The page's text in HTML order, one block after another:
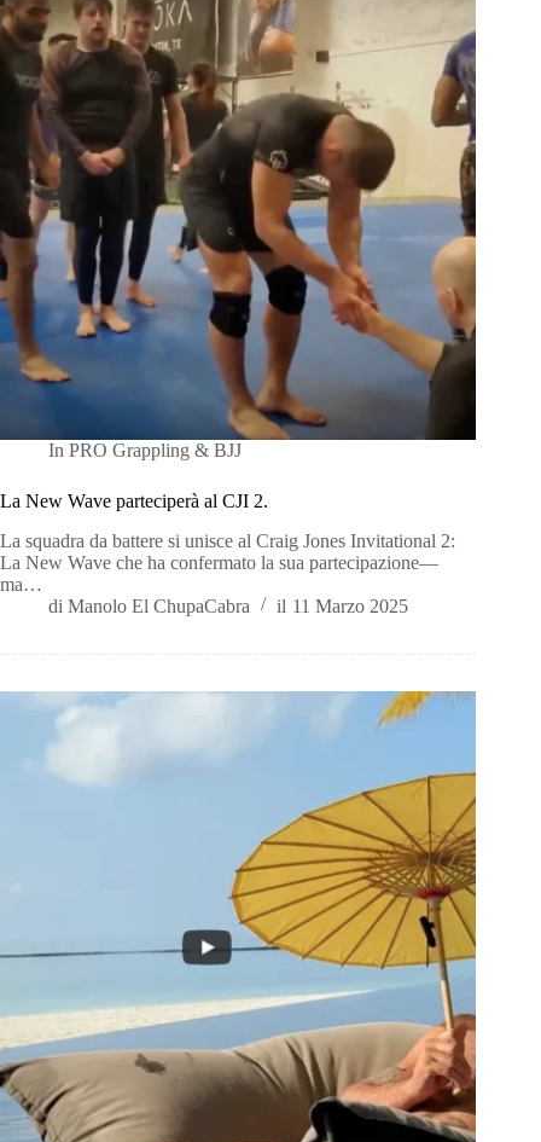
In PRO Grappling & BJJ
La New Wave parteciperà al CJI 2.
La squadra da battere si unisce al Craig Jones Invitational 2:
La New Wave che ha confermato la sua partecipazione—
ma…
di Manolo El ChupaCabra il 11 Marzo 2025